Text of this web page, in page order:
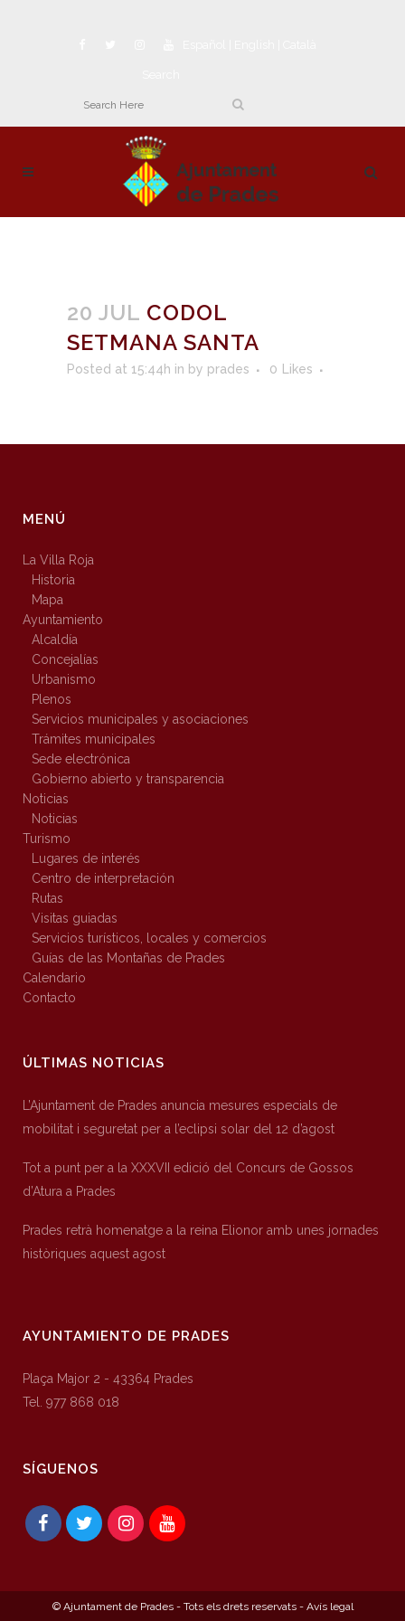
20 JUL CODOL
SETMANA SANTA
Posted at 15:44h in by prades 0 Likes
MENÚ
La Villa Roja
Historia
Mapa
Ayuntamiento
Alcaldía
Concejalías
Urbanismo
Plenos
Servicios municipales y asociaciones
Trámites municipales
Sede electrónica
Gobierno abierto y transparencia
Noticias
Noticias
Turismo
Lugares de interés
Centro de interpretación
Rutas
Visitas guiadas
Servicios turísticos, locales y comercios
Guías de las Montañas de Prades
Calendario
Contacto
ÚLTIMAS NOTICIAS
L’Ajuntament de Prades anuncia mesures especials de
mobilitat i seguretat per a l’eclipsi solar del 12 d’agost
Tot a punt per a la XXXVII edició del Concurs de Gossos
d’Atura a Prades
Prades retrà homenatge a la reina Elionor amb unes jornades
històriques aquest agost
AYUNTAMIENTO DE PRADES
Plaça Major 2 - 43364 Prades
Tel. 977 868 018
SÍGUENOS
© Ajuntament de Prades - Tots els drets reservats - Avís legal